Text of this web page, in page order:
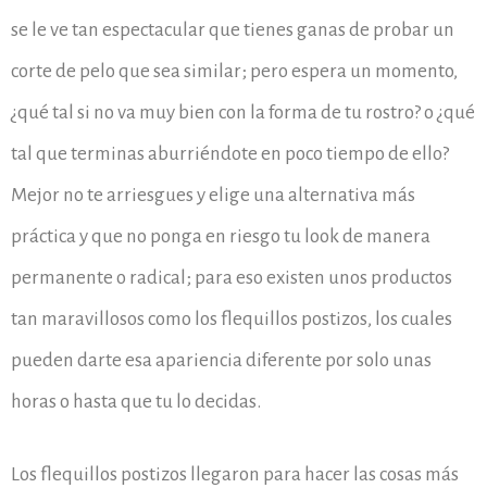
se le ve tan espectacular que tienes ganas de probar un
corte de pelo que sea similar; pero espera un momento,
¿qué tal si no va muy bien con la forma de tu rostro? o ¿qué
tal que terminas aburriéndote en poco tiempo de ello?
Mejor no te arriesgues y elige una alternativa más
práctica y que no ponga en riesgo tu look de manera
permanente o radical; para eso existen unos productos
tan maravillosos como los flequillos postizos, los cuales
pueden darte esa apariencia diferente por solo unas
horas o hasta que tu lo decidas.
Los flequillos postizos llegaron para hacer las cosas más